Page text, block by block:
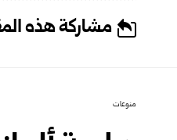
مشاركة هذه
منوعات